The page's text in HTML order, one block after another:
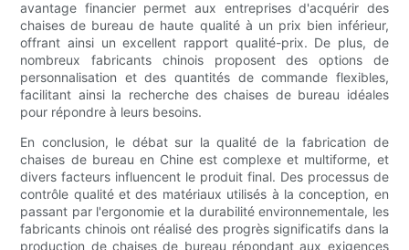
avantage financier permet aux entreprises d'acquérir des
chaises de bureau de haute qualité à un prix bien inférieur,
offrant ainsi un excellent rapport qualité-prix. De plus, de
nombreux fabricants chinois proposent des options de
personnalisation et des quantités de commande flexibles,
facilitant ainsi la recherche des chaises de bureau idéales
pour répondre à leurs besoins.
En conclusion, le débat sur la qualité de la fabrication de
chaises de bureau en Chine est complexe et multiforme, et
divers facteurs influencent le produit final. Des processus de
contrôle qualité et des matériaux utilisés à la conception, en
passant par l'ergonomie et la durabilité environnementale, les
fabricants chinois ont réalisé des progrès significatifs dans la
production de chaises de bureau répondant aux exigences